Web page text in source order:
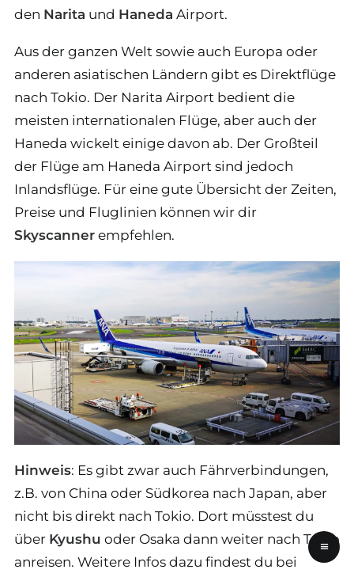
den Narita und Haneda Airport.
Aus der ganzen Welt sowie auch Europa oder
anderen asiatischen Ländern gibt es Direktflüge
nach Tokio. Der Narita Airport bedient die
meisten internationalen Flüge, aber auch der
Haneda wickelt einige davon ab. Der Großteil
der Flüge am Haneda Airport sind jedoch
Inlandsflüge. Für eine gute Übersicht der Zeiten,
Preise und Fluglinien können wir dir
Skyscanner empfehlen.
Hinweis: Es gibt zwar auch Fährverbindungen,
z.B. von China oder Südkorea nach Japan, aber
nicht bis direkt nach Tokio. Dort müsstest du
über Kyushu oder Osaka dann weiter nach Tokio
anreisen. Weitere Infos dazu findest du bei
≡